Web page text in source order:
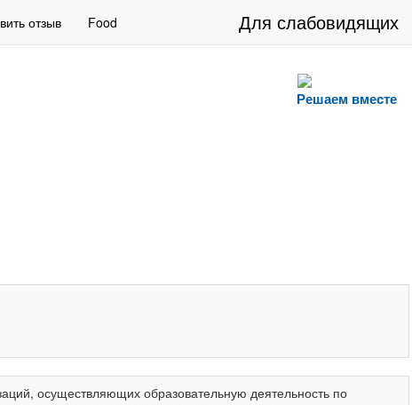
Для слабовидящих
отзыв Food
Решаем вместе
осуществляющих образовательную деятельность по